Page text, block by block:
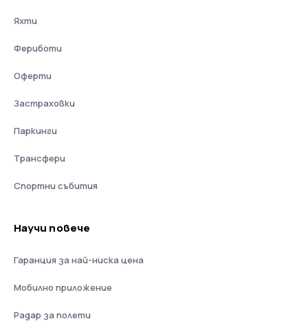
Яхти
Фериботи
Оферти
Застраховки
Паркинги
Трансфери
Спортни събития
Научи повече
Гаранция за най-ниска цена
Мобилно приложение
Радар за полети